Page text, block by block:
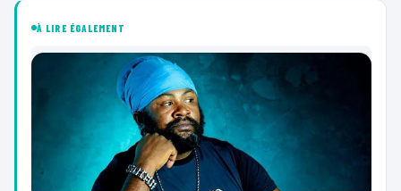
À LIRE ÉGALEMENT